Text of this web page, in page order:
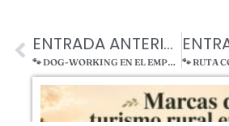
ENTRADA ANTERIOR
🐾 DOG-WORKING EN EL EMPORDÀ: CUANDO TU JEFE TIENE CUATRO PATAS (Y MANDA MUCHO) 💻🌳